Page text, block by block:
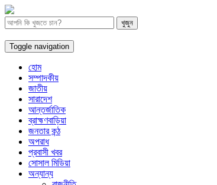
Toggle navigation
হোম
সম্পাদকীয়
জাতীয়
সারাদেশ
আন্তর্জাতিক
ব্রাহ্মণবাড়িয়া
জনতার কন্ঠ
অপরাধ
প্রবাসী খবর
সোসাল মিডিয়া
অন্যান্য